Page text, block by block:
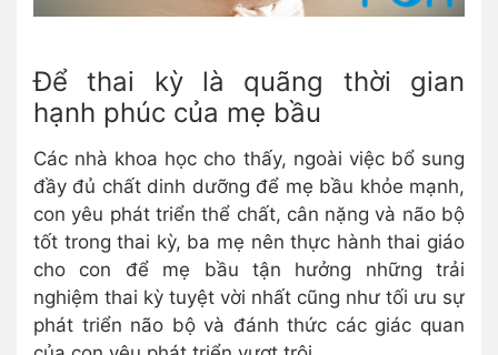
Để thai kỳ là quãng thời gian
hạnh phúc của mẹ bầu
Các nhà khoa học cho thấy, ngoài việc bổ sung
đầy đủ chất dinh dưỡng để mẹ bầu khỏe mạnh,
con yêu phát triển thể chất, cân nặng và não bộ
tốt trong thai kỳ, ba mẹ nên thực hành thai giáo
cho con để mẹ bầu tận hưởng những trải
nghiệm thai kỳ tuyệt vời nhất cũng như tối ưu sự
phát triển não bộ và đánh thức các giác quan